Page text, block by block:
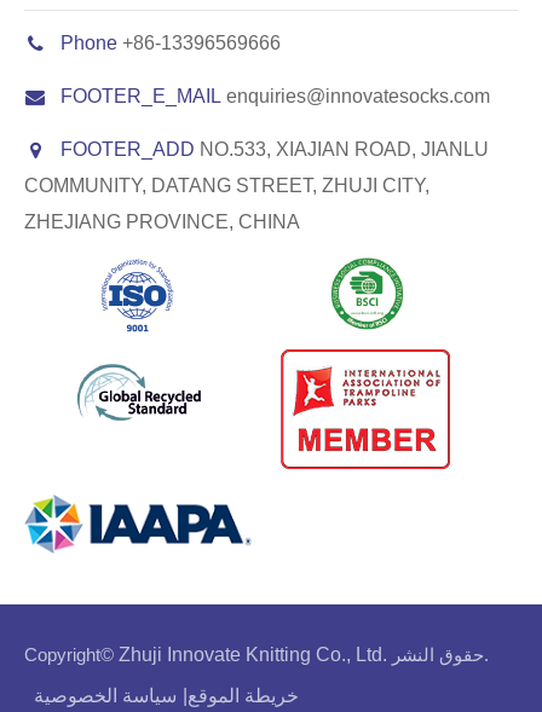
Phone +86-13396569666
FOOTER_E_MAIL enquiries@innovatesocks.com
FOOTER_ADD NO.533, XIAJIAN ROAD, JIANLU
COMMUNITY, DATANG STREET, ZHUJI CITY,
ZHEJIANG PROVINCE, CHINA
Copyright© Zhuji Innovate Knitting Co., Ltd.
حقوق النشر.
خريطة الموقع
سياسة الخصوصية